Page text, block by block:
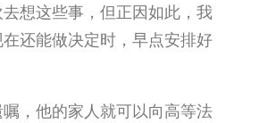
想这些事，但正因如此，我
还能做决定时，早点安排好
，他的家人就可以向高等法